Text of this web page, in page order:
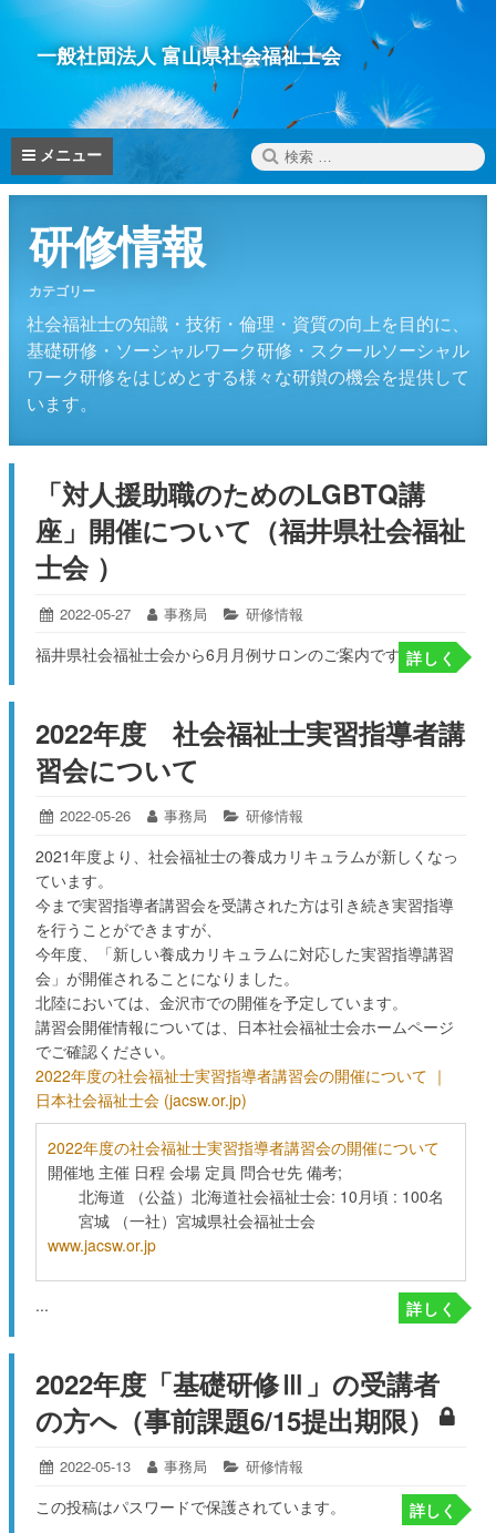
コ
へ
ス
キ
メニュー
検
索:
一般社団法人 富山県社会福祉士会
研修情報
カテゴリー
社会福祉士の知識・技術・倫理・資質の向上を目的に、
基礎研修・ソーシャルワーク研修・スクールソーシャル
ワーク研修をはじめとする様々な研鑚の機会を提供して
います。
「対人援助職のためのLGBTQ講
座」開催について（福井県社会福祉
士会 ）
投
日:
2022-05-272022-
27
投
者:
事務局
カ
ゴ
研修情報
福井県社会福祉士会から6 月月例サロンのご案内です。...
詳しく
2022年度 社会福祉士実習指導者講
習会について
投
日:
2022-05-262022-
26
投
者:
事務局
カ
ゴ
ー:
研修情報
2021年度より、 社会福祉士の養成カリキュラムが新しくなっ
ています。
今まで実習指導者講習会を受講された方は引き続き実習指導
を行う ことができますが、
今年度、「新しい養成カリキュラムに対応した実習指導講習
会」 が開催されることになりました。
北陸においては、金沢市での開催を予定しています。
講習会開催情報については、
日本社会福祉士会ホームページ
でご確認ください。
2022年度の社会福祉士実習指導者講習会の開催について ｜
日本社会福祉士会 (jacsw.or.jp)
2022年度の社会福祉士実習指導者講習会の開催について
開催地 主催 日程 会場 定員 問合せ先 備考;
北海道 （公益）北海道社会福祉士会: 10月頃 : 100名
宮城 （一社）宮城県社会福祉士会
www.jacsw.or.jp
... 詳しく
2022年度「基礎研修Ⅲ」の受講者
の方へ（事前課題6/15提出期限）
投
日:
2022-05-132022-
13
投
者:
事務局
カ
ゴ
研修情報
この投稿はパスワードで保護されています。 詳しく